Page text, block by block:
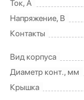
Ток, А
Напряжение, В
Контакты
Вид корпуса
Диаметр конт., мм
Крышка